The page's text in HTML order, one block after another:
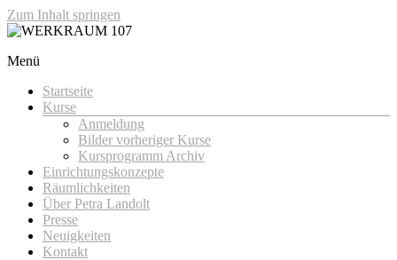
Zum Inhalt springen
Menü
Startseite
Kurse
Anmeldung
Bilder vorheriger Kurse
Kursprogramm Archiv
Einrichtungskonzepte
Räumlichkeiten
Über Petra Landolt
Presse
Neuigkeiten
Kontakt